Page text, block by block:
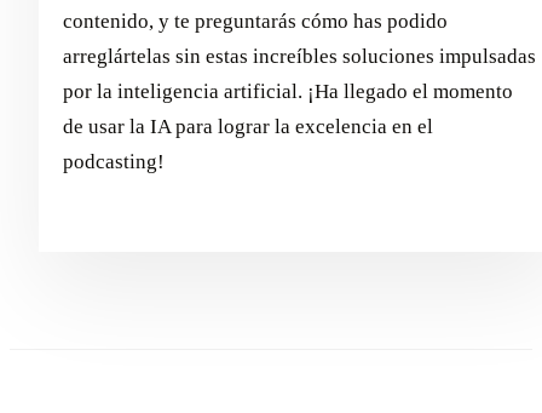
contenido, y te preguntarás cómo has podido
arreglártelas sin estas increíbles soluciones impulsadas
por la inteligencia artificial. ¡Ha llegado el momento
de usar la IA para lograr la excelencia en el
podcasting!